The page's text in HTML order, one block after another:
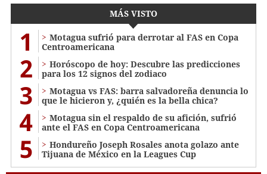
MÁS VISTO
1
Motagua sufrió para derrotar al FAS en Copa
Centroamericana
2
Horóscopo de hoy: Descubre las predicciones
para los 12 signos del zodiaco
3
Motagua vs FAS: barra salvadoreña denuncia lo
que le hicieron y, ¿quién es la bella chica?
4
Motagua sin el respaldo de su afición, sufrió
ante el FAS en Copa Centroamericana
5
Hondureño Joseph Rosales anota golazo ante
Tijuana de México en la Leagues Cup